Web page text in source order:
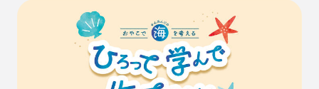
バイオマスフィルム
カレー
グラビア印刷
サーマルリサイクル
パッケージお役立ち
ライスフィルム
香川県
イベント
瀬戸内海